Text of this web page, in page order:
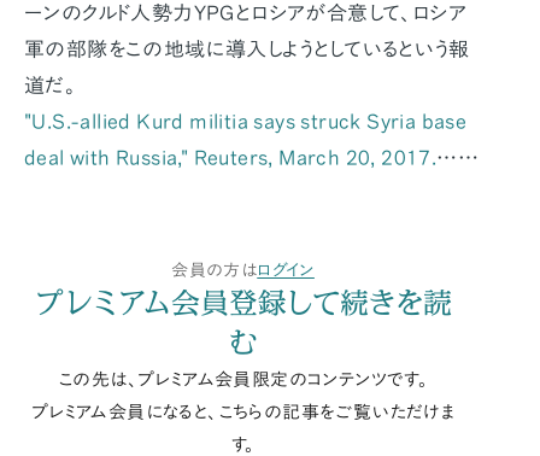
ーンのクルド人勢力YPGとロシアが合意して、ロシア
軍の部隊をこの地域に導入しようとしているという報
道だ。
"U.S.-allied Kurd militia says struck Syria base
deal with Russia," Reuters, March 20, 2017.……
会員の方はログイン
プレミアム会員登録して続きを読
む
この先は、プレミアム会員限定のコンテンツです。
プレミアム会員になると、こちらの記事をご覧いただけま
す。